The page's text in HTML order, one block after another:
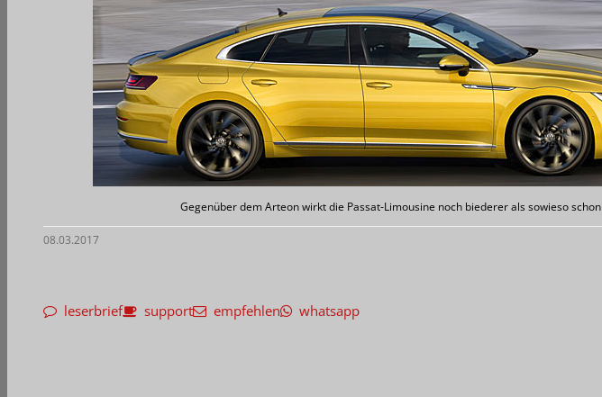
Gegenüber dem Arteon wirkt die Passat-Limousine noch biederer als sowieso schon
08.03.2017
leserbrief support empfehlen whatsapp